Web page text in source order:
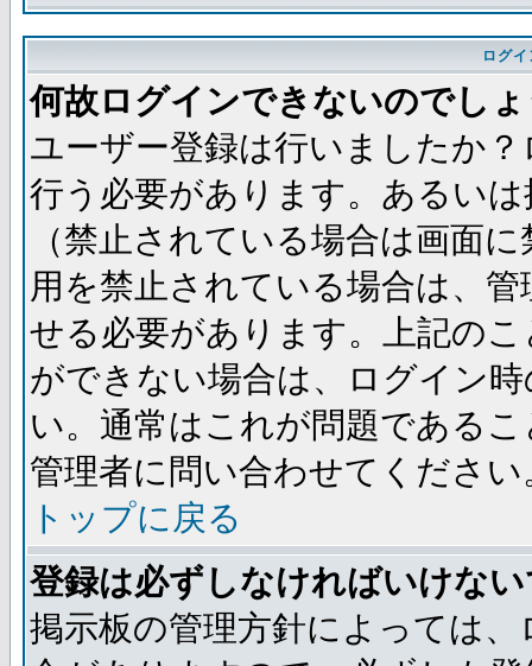
ログ
何故ログインできないのでし
ユーザー登録は行いましたか
行う必要があります。あるい
（禁止されている場合は画面
用を禁止されている場合は、
せる必要があります。上記の
ができない場合は、ログイン
い。通常はこれが問題である
管理者に問い合わせてください
トップに戻る
登録は必ずしなければいけな
掲示板の管理方針によっては